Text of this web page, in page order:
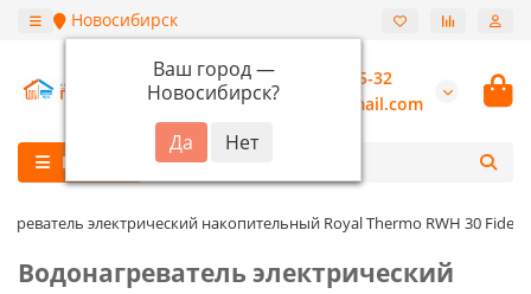
Новосибирск
Ваш город —
Новосибирск?
+7 (913) 987-55-32
burannsk@gmail.com
Каталог
электрический накопительный Royal Thermo RWH 30
Водонагреватель электрический